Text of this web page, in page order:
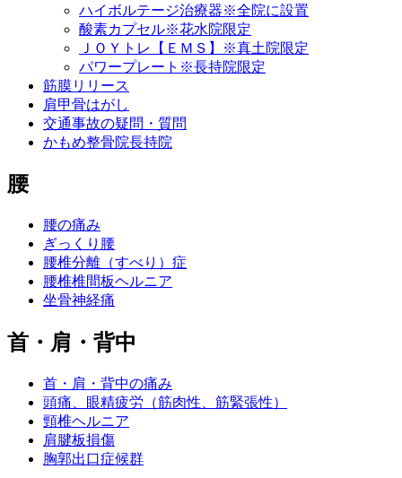
ハイボルテージ治療器※全院に設置
酸素カプセル※花水院限定
ＪＯＹトレ【ＥＭＳ】※真土院限定
パワープレート※長持院限定
筋膜リリース
肩甲骨はがし
交通事故の疑問・質問
かもめ整骨院長持院
腰
腰の痛み
ぎっくり腰
腰椎分離（すべり）症
腰椎椎間板ヘルニア
坐骨神経痛
首・肩・背中
首・肩・背中の痛み
頭痛、眼精疲労（筋肉性、筋緊張性）
頸椎ヘルニア
肩腱板損傷
胸郭出口症候群